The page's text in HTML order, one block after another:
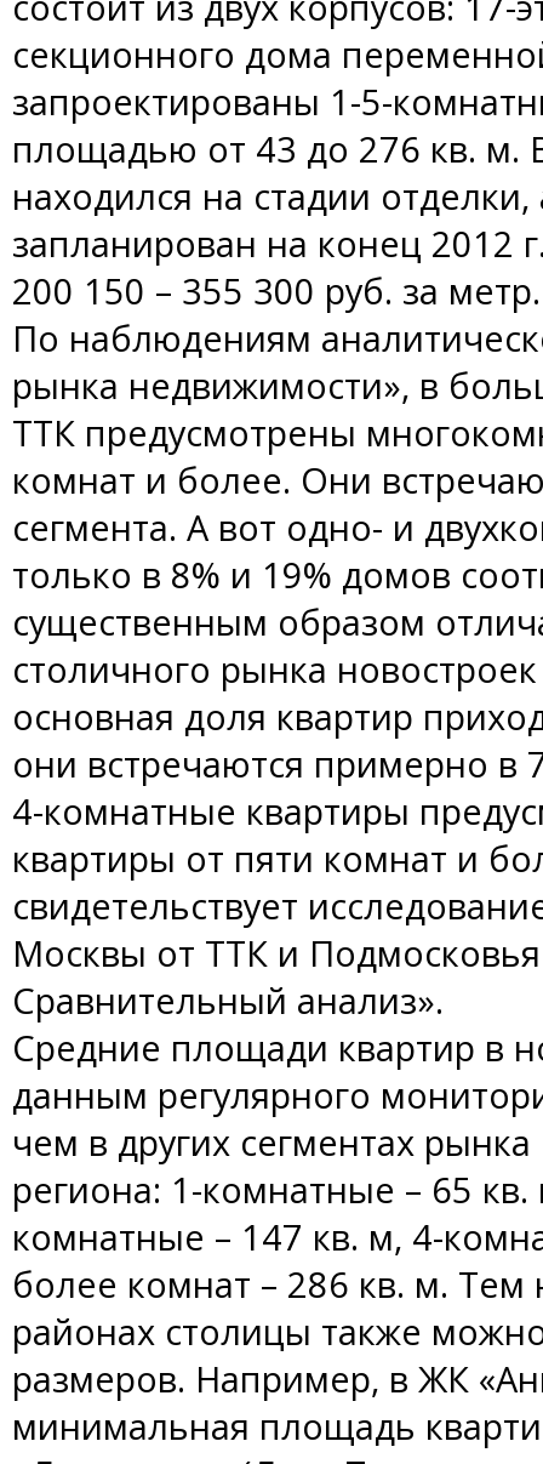
секционного дома
запроектированы 1-5-
площадью от 43 до 276 кв. м.
находился на стадии
запланирован на конец 2012
200 150 – 355 300 руб. за метр.
По наблюдениям
рынка недвижимости», в
ТТК предусмотрены
комнат и более. Они
сегмента. А вот одно- и
только в 8% и 19% домов
существенным образом
столичного рынка
основная доля квартир
они встречаются примерно в
4-комнатные квартиры
квартиры от пяти комнат и
свидетельствует
Москвы от ТТК и
Сравнительный анализ».
Средние площади квартир в
данным регулярного
чем в других сегментах
региона: 1-комнатные – 65
комнатные – 147 кв. м, 4-
более комнат – 286 кв. м.
районах столицы также
размеров. Например, в ЖК
минимальная площадь